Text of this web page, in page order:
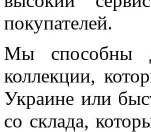
покупателей.
Мы способны
коллекции,
Украине или
со склада,